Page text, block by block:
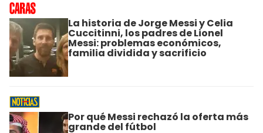
La historia de Jorge Messi y Celia
Cuccitinni, los padres de Lionel
Messi: problemas económicos,
familia dividida y sacrificio
Por qué Messi rechazó la oferta más
grande del fútbol